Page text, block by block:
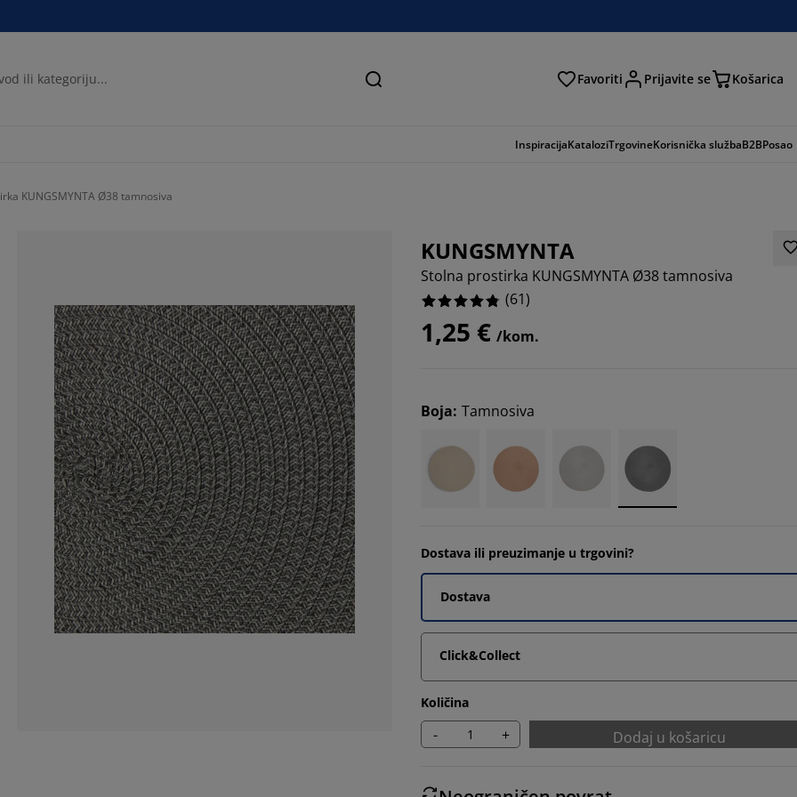
Pretraga Favoriti Prijavite se Košarica
InspiracijaKataloziTrgovineKorisnička službaB2BPosao
KUNGSMYNTA Ø38 tamnosiva
KUNGSMYNTA
Stolna prostirka KUNGSMYNTA Ø38 tamnosiva
(61)
1,25 € /kom.
Boja: Tamnosiva
Dostava ili preuzimanje u trgovini?
Dostava
Click&Collect
Količina
- + Dodaj u košaricu
88.52459016393442%
6.557377049180328%
3.278688524590164%
1.639344262295082%